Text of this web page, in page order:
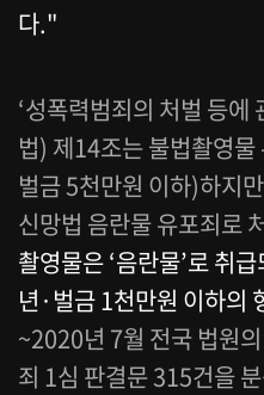
다."
‘성폭력범죄의 처벌 등에
법) 제14조는 불법촬영
벌금 5천만원 이하)하지
신망법 음란물 유포죄로
촬영물은 ‘음란물’로 취
년·벌금 1천만원 이하의
~2020년 7월 전국 법원
죄 1심 판결문 315건을